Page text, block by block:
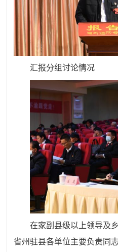
汇报分组讨论情况
在家副县级以上领导及
省州驻县各单位主要负责同